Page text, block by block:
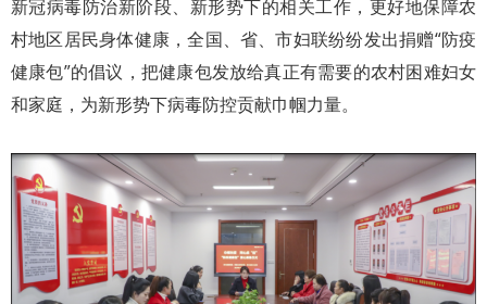
新冠病毒防治新阶段、新形势下的相关工作，更好地保障农
村地区居民身体健康，全国、省、市妇联纷纷发出捐赠“防疫
健康包”的倡议，把健康包发放给真正有需要的农村困难妇女
和家庭，为新形势下病毒防控贡献巾帼力量。